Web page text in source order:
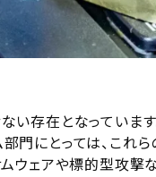
い存在となっていま
門にとっては、これ
ムウェアや標的型